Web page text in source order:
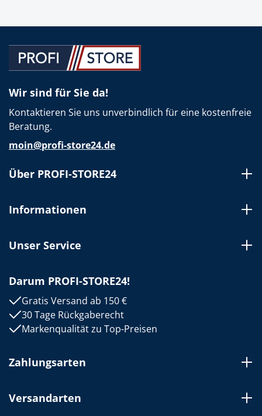
Wir sind für Sie da!
Kontaktieren Sie uns unverbindlich für eine kostenfreie
Beratung.
moin@profi-store24.de
Über PROFI-STORE24
Informationen
Unser Service
Darum PROFI-STORE24!
Gratis Versand ab 150 €
30 Tage Rückgaberecht
Markenqualität zu Top-Preisen
Zahlungsarten
Versandarten